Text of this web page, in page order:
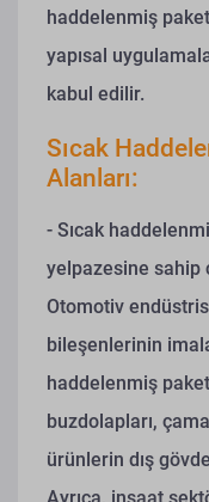
haddelenmiş
yapısal
kabul edilir.
Sıcak
Alanları:
- Sıcak
yelpazesine sahip
Otomotiv
bileşenlerinin
haddelenmiş
buzdolapları,
ürünlerin dış
Ayrıca, inşaat